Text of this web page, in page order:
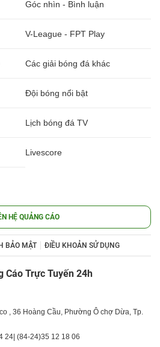
Góc nhìn - Bình luận
V-League - FPT Play
Các giải bóng đá khác
Đội bóng nổi bật
Lịch bóng đá TV
Livescore
HỆ QUẢNG CÁO
BẢO MẬT ĐIỀU KHOẢN SỬ DỤNG
Cáo Trực Tuyến 24h
, 36 Hoàng Cầu, Phường Ô chợ Dừa, Tp.
24 | (84-24)35 12 18 06